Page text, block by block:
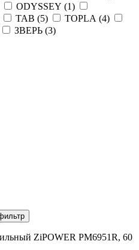
ODYSSEY (1)
TAB (5) TOPLA (4)
ЗВЕРЬ (3)